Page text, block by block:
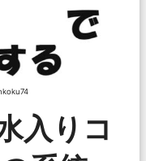
入りコ